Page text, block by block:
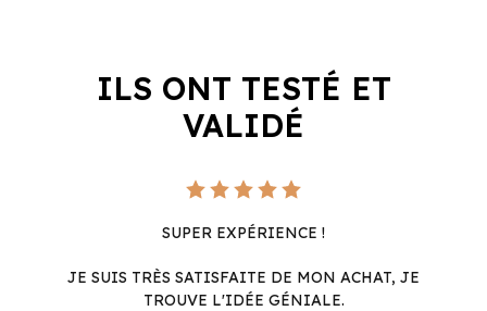
ILS ONT TESTÉ ET
VALIDÉ
SUPER EXPÉRIENCE !
JE SUIS TRÈS SATISFAITE DE MON ACHAT, JE
TROUVE L'IDÉE GÉNIALE.